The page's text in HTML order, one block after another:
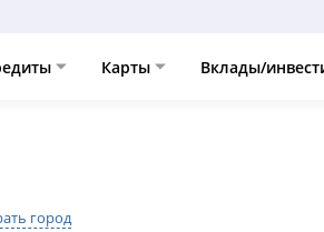
Карты Вклады/
город